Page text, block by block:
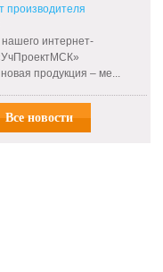
производителя
нашего интернет-
продукция – ме...
Все новости